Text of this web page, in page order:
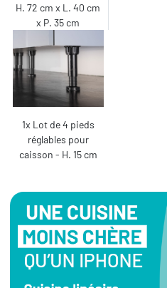
H. 72 cm x L. 40 cm
x P. 35 cm
1x Lot de 4 pieds
réglables pour
caisson - H. 15 cm